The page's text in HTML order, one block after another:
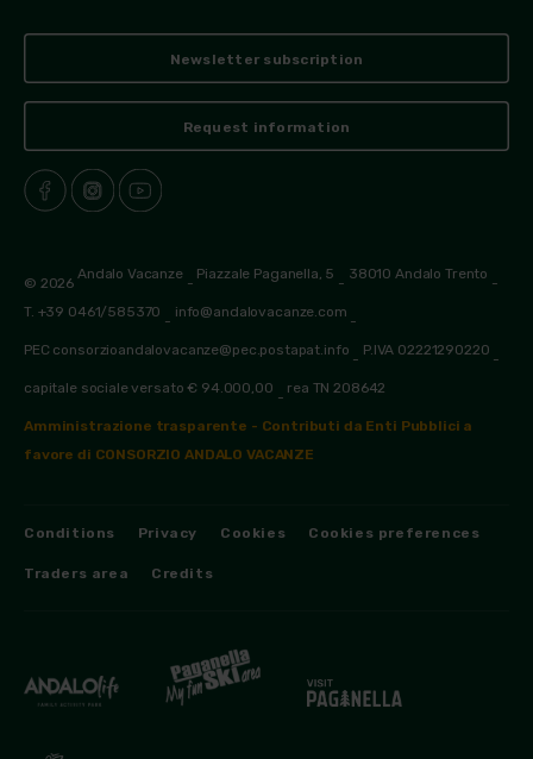
Newsletter subscription
Request information
© 2026
Andalo Vacanze
-
Piazzale Paganella, 5
-
38010 Andalo Trento
-
T. +39 0461/585370
-
info@andalovacanze.com
-
PEC consorzioandalovacanze@pec.postapat.info
-
P.IVA 02221290220
-
capitale sociale versato € 94.000,00
-
rea TN 208642
Amministrazione trasparente - Contributi da Enti Pubblici a
favore di CONSORZIO ANDALO VACANZE
Conditions Privacy Cookies Cookies preferences
Traders area Credits